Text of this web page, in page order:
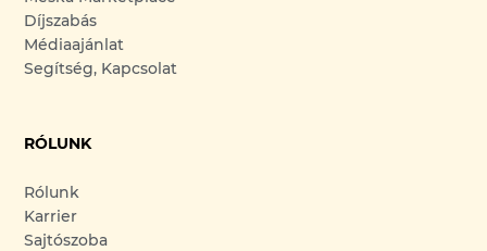
Díjszabás
Médiaajánlat
Segítség, Kapcsolat
RÓLUNK
Rólunk
Karrier
Sajtószoba